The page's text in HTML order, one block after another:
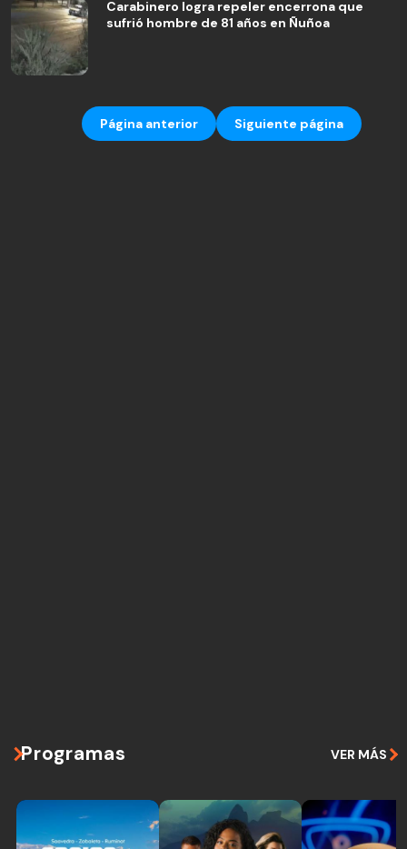
Carabinero logra repeler encerrona que
sufrió hombre de 81 años en Ñuñoa
Página anterior Siguiente página
Programas VER MÁS